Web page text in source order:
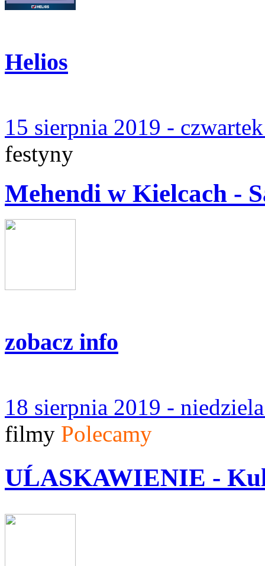
Helios
15 sierpnia 2019 -
festyny
Mehendi w Kielcach -
zobacz info
18 sierpnia 2019 -
filmy Polecamy
UĹASKAWIENIE -